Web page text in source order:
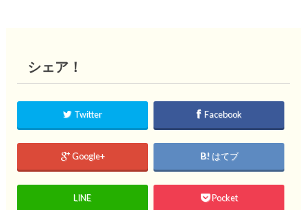
シェア！
Twitter Facebook
Google+ はてブ
LINE Pocket